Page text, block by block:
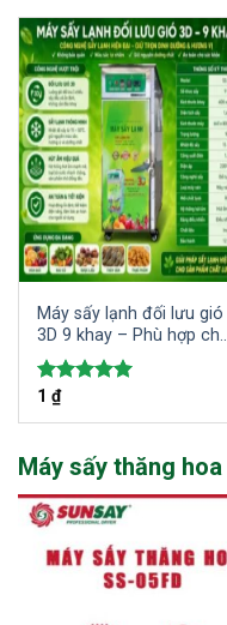
Máy sấy lạnh đối lưu gió
3D 9 khay – Phù hợp cho
các hộ kinh doanh gia
đình sấy đa dạng các loại
thực phẩm và nông sản
Được xếp
1 ₫
Máy sấy thăng hoa